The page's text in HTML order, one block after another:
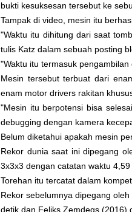
bukti kesuksesan tersebut ke
Tampak di video, mesin itu
"Waktu itu dihitung dari saat
tulis Katz dalam sebuah posting
"Waktu itu termasuk
Mesin tersebut terbuat dari
enam motor drivers rakitan
"Mesin itu berpotensi bisa
debugging dengan kamera
Belum diketahui apakah mesin
Rekor dunia saat ini dipegang
3x3x3 dengan catatan waktu 4,59
Torehan itu tercatat dalam
Rekor sebelumnya dipegang
detik dan Feliks Zemdegs (2016)